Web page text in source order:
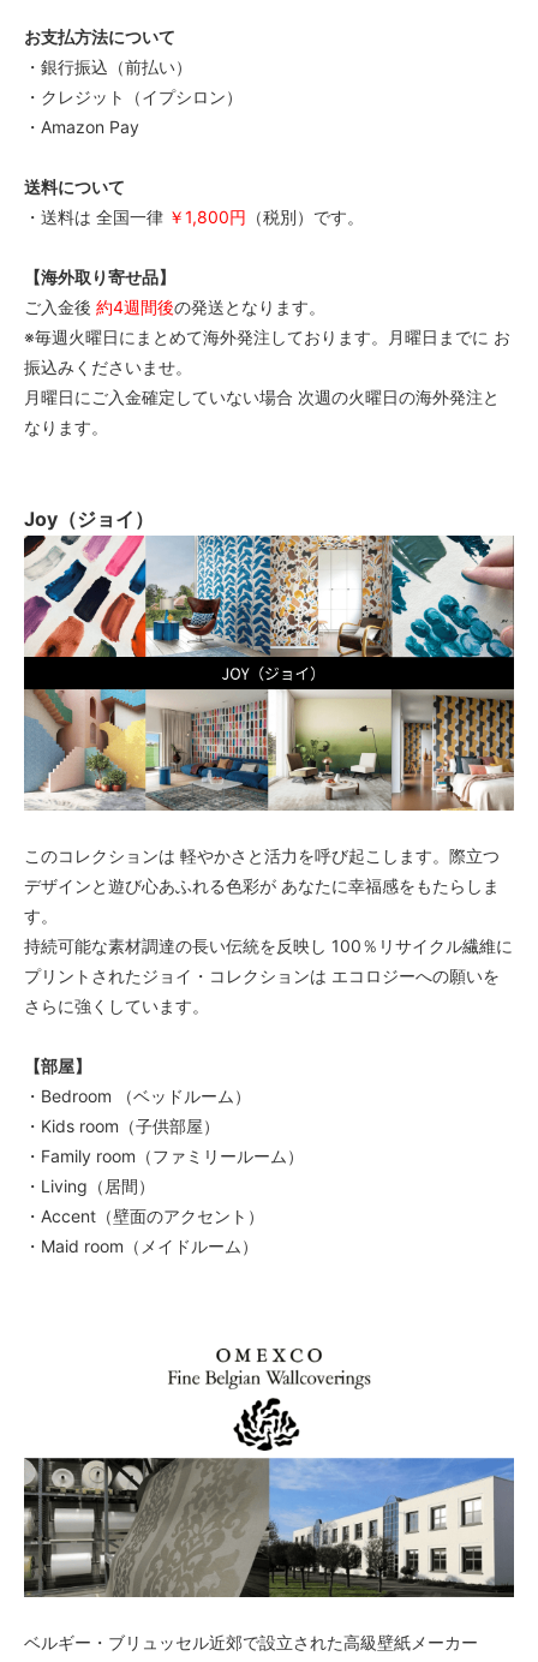
お支払方法について
・銀行振込（前払い）
・クレジット（イプシロン）
・Amazon Pay
送料について
・送料は 全国一律 ￥1,800円 （税別）です。
【海外取り寄せ品】
ご入金後 約4週間後の発送となります。
※毎週火曜日にまとめて海外発注しております。月曜日までに お
振込みくださいませ。
月曜日にご入金確定していない場合 次週の火曜日の海外発注と
なります。
Joy（ジョイ）
このコレクションは 軽やかさと活力を呼び起こします。際立つ
デザインと遊び心あふれる色彩が あなたに幸福感をもたらしま
す。
持続可能な素材調達の長い伝統を反映し 100％リサイクル繊維に
プリントされたジョイ・コレクションは エコロジーへの願いを
さらに強くしています。
【部屋】
・Bedroom （ベッドルーム）
・Kids room（子供部屋）
・Family room（ファミリールーム）
・Living（居間）
・Accent（壁面のアクセント）
・Maid room（メイドルーム）
ベルギー・ブリュッセル近郊で設立された高級壁紙メーカー